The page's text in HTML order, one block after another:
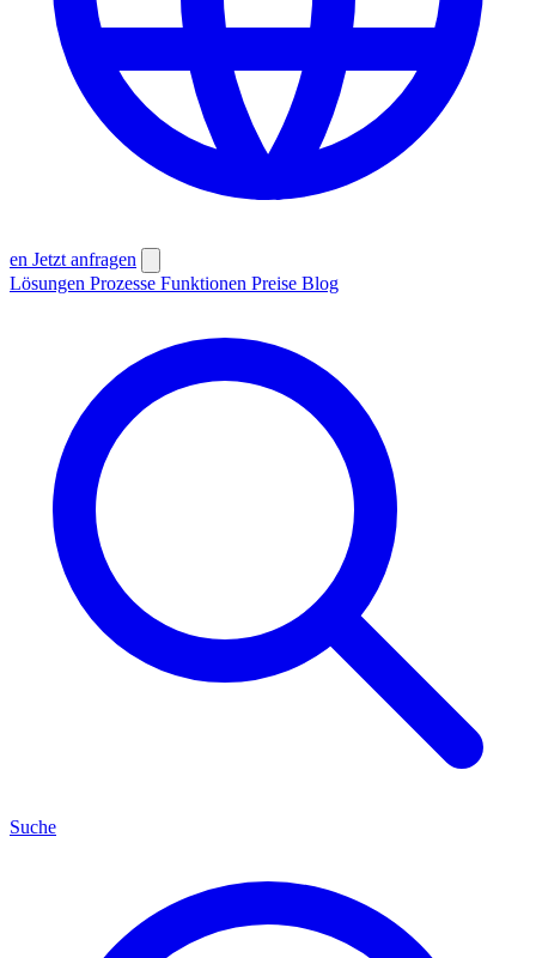
en Jetzt anfragen
Lösungen Prozesse Funktionen Preise Blog
Suche